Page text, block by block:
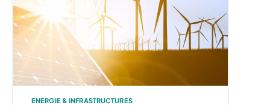
ENERGIE & INFRASTRUCTURES